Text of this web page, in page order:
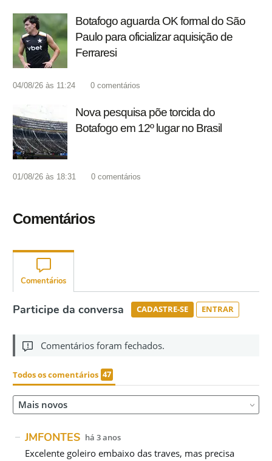
Botafogo aguarda OK formal do São
Paulo para oficializar aquisição de
Ferraresi
04/08/26 às 11:24 0 comentários
Nova pesquisa põe torcida do
Botafogo em 12º lugar no Brasil
01/08/26 às 18:31 0 comentários
Comentários